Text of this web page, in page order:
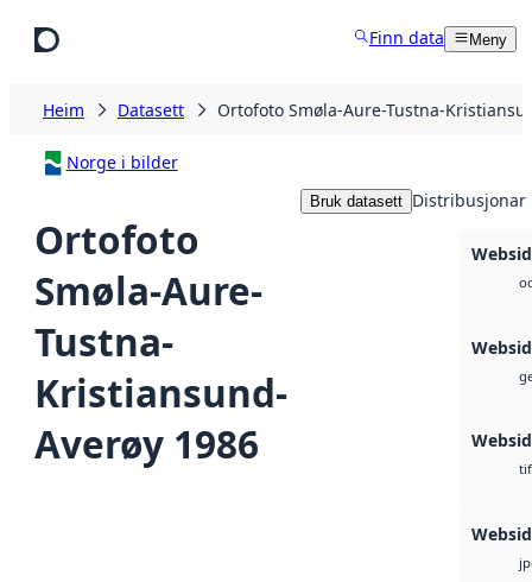
Finn data Meny
Heim Datasett Ortofoto Smøla-Aure-Tustna-
Norge i bilder
Ortofoto
Smøla-Aure-
Tustna-
Kristiansund-
Averøy 1986
Bruk datasett Distribusjonar